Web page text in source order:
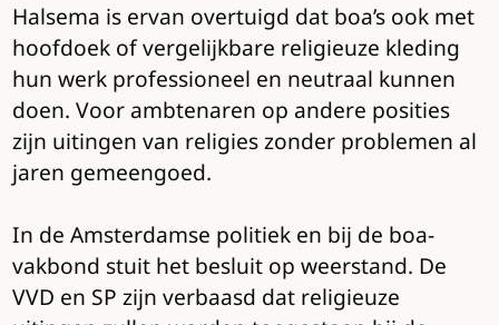
Halsema is ervan overtuigd dat boa’s ook met
hoofdoek of vergelijkbare religieuze kleding
hun werk professioneel en neutraal kunnen
doen. Voor ambtenaren op andere posities
zijn uitingen van religies zonder problemen al
jaren gemeengoed.
In de Amsterdamse politiek en bij de boa-
vakbond stuit het besluit op weerstand. De
VVD en SP zijn verbaasd dat religieuze